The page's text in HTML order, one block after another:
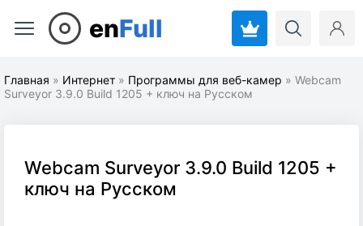
enFull
Главная » Интернет » Программы для веб-камер » Webcam
Surveyor 3.9.0 Build 1205 + ключ на Русском
Webcam Surveyor 3.9.0 Build 1205 +
ключ на Русском